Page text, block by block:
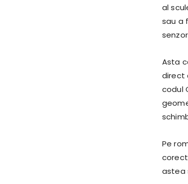
al
sau a
Asta
direct
codul
Pe
astea